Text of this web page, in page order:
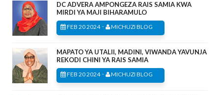
DC ADVERA AMPONGEZA RAIS SAMIA KWA
MIRDI YA MAJI BIHARAMULO
FEB 20 2024- MICHUZI BLOG
MAPATO YA UTALII, MADINI, VIWANDA YAVUNJA
REKODI CHINI YA RAIS SAMIA
FEB 20 2024- MICHUZI BLOG